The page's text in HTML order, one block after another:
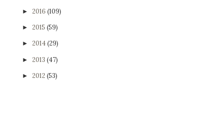
► 2016 (109)
► 2015 (59)
► 2014(29)
► 2013 (47)
► 2012 (53)